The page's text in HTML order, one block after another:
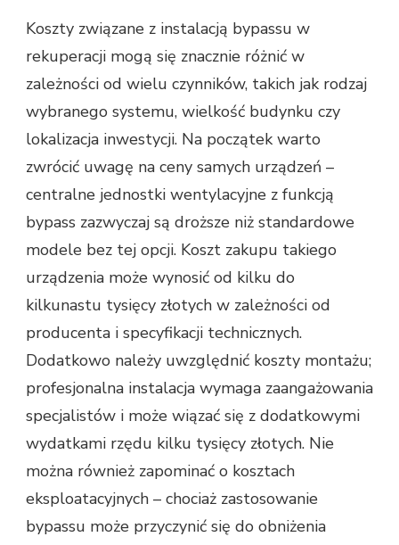
Koszty związane z instalacją bypassu w
rekuperacji mogą się znacznie różnić w
zależności od wielu czynników, takich jak rodzaj
wybranego systemu, wielkość budynku czy
lokalizacja inwestycji. Na początek warto
zwrócić uwagę na ceny samych urządzeń –
centralne jednostki wentylacyjne z funkcją
bypass zazwyczaj są droższe niż standardowe
modele bez tej opcji. Koszt zakupu takiego
urządzenia może wynosić od kilku do
kilkunastu tysięcy złotych w zależności od
producenta i specyfikacji technicznych.
Dodatkowo należy uwzględnić koszty montażu;
profesjonalna instalacja wymaga zaangażowania
specjalistów i może wiązać się z dodatkowymi
wydatkami rzędu kilku tysięcy złotych. Nie
można również zapominać o kosztach
eksploatacyjnych – chociaż zastosowanie
bypassu może przyczynić się do obniżenia